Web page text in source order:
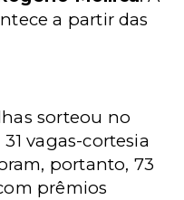
a partir das
sorteou no
vagas-cortesia
portanto, 73
prêmios